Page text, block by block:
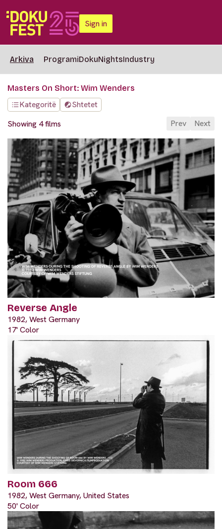
Sign in
Arkiva ProgramiDokuNightsIndustry
Masters On Short: Wim Wenders
Kategoritë
Shtetet
Showing 4 films
Prev Next
Reverse Angle
1982, West Germany
17' Color
Room 666
1982, West Germany, United States
50' Color